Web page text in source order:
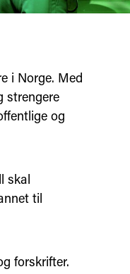
i Norge. Med
strengere
og
skal
til
forskrifter.